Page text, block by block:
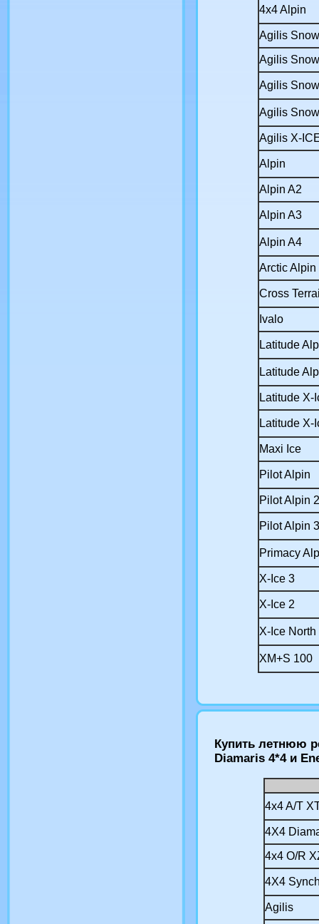
4x4 Alpin
Agilis
Agilis
Agilis
Agilis
Agilis X-
Alpin
Alpin A2
Alpin A3
Alpin A4
Arctic Alpin
Cross
Ivalo
Latitude
Latitude
Latitude X-
Latitude X-
Maxi Ice
Pilot Alpin
Pilot Alpin 2
Pilot Alpin 3
Primacy
X-Ice 3
X-Ice 2
X-Ice North
XM+S 100
Купить летнюю
Diamaris 4*4 и
4x4 A/T
4X4
4x4 O/R
4X4
Agilis